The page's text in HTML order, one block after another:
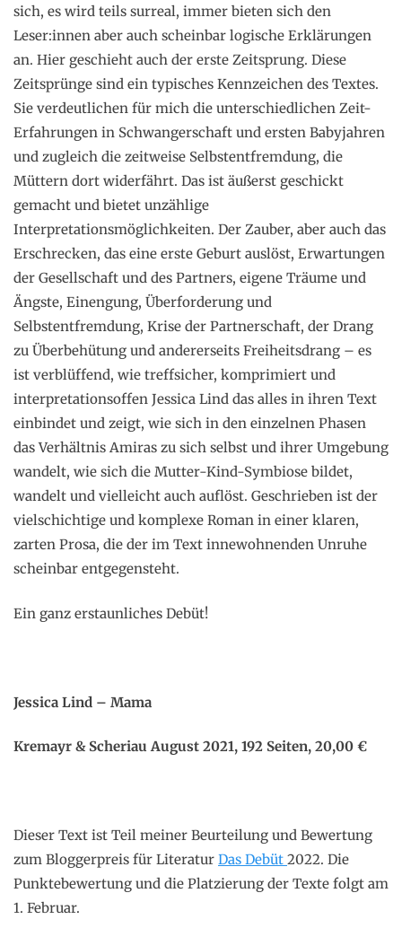
sich, es wird teils surreal, immer bieten sich den
Leser:innen aber auch scheinbar logische Erklärungen
an. Hier geschieht auch der erste Zeitsprung. Diese
Zeitsprünge sind ein typisches Kennzeichen des Textes.
Sie verdeutlichen für mich die unterschiedlichen Zeit-
Erfahrungen in Schwangerschaft und ersten Babyjahren
und zugleich die zeitweise Selbstentfremdung, die
Müttern dort widerfährt. Das ist äußerst geschickt
gemacht und bietet unzählige
Interpretationsmöglichkeiten. Der Zauber, aber auch das
Erschrecken, das eine erste Geburt auslöst, Erwartungen
der Gesellschaft und des Partners, eigene Träume und
Ängste, Einengung, Überforderung und
Selbstentfremdung, Krise der Partnerschaft, der Drang
zu Überbehütung und andererseits Freiheitsdrang – es
ist verblüffend, wie treffsicher, komprimiert und
interpretationsoffen Jessica Lind das alles in ihren Text
einbindet und zeigt, wie sich in den einzelnen Phasen
das Verhältnis Amiras zu sich selbst und ihrer Umgebung
wandelt, wie sich die Mutter-Kind-Symbiose bildet,
wandelt und vielleicht auch auflöst. Geschrieben ist der
vielschichtige und komplexe Roman in einer klaren,
zarten Prosa, die der im Text innewohnenden Unruhe
scheinbar entgegensteht.
Ein ganz erstaunliches Debüt!
Jessica Lind – Mama
Kremayr & Scheriau August 2021, 192 Seiten, 20,00 €
Dieser Text ist Teil meiner Beurteilung und Bewertung
zum Bloggerpreis für Literatur Das Debüt 2022. Die
Punktebewertung und die Platzierung der Texte folgt am
1. Februar.